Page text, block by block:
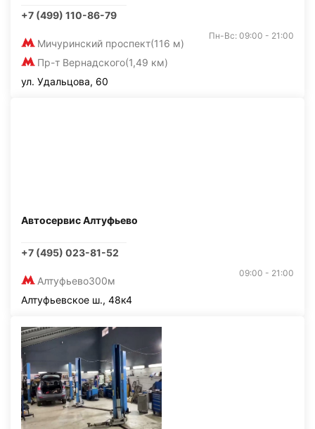
+7 (499) 110-86-79
Мичуринский проспект(116 м)
Пр-т Вернадского(1,49 км)
Пн-Вс: 09:00 - 21:00
ул. Удальцова, 60
Автосервис Алтуфьево
+7 (495) 023-81-52
Алтуфьево300м
09:00 - 21:00
Алтуфьевское ш., 48к4